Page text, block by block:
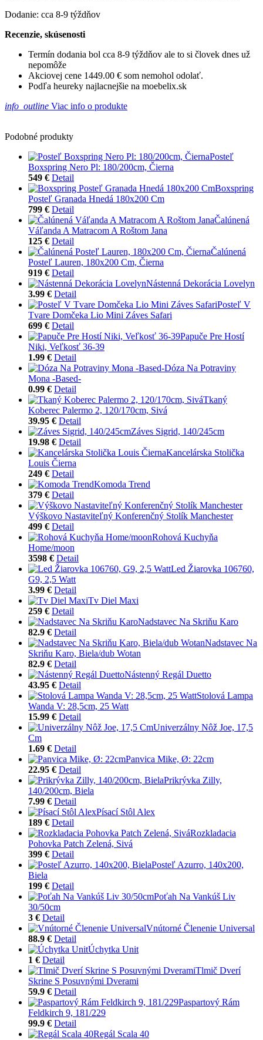
Dodanie: cca 8-9 týždňov
Recenzie, skúsenosti
Termín dodania bol cca 8-9 týždňov ale to si človek dnes už
nepomôže
Akciovej cene 1449.00 € som nemohol odolať.
Podľa heureky najlacnejšie na moebelix.sk
info_outline Viac info o produkte
Podobné produkty
Posteľ
Boxspring Nero Pl: 180/200cm, Čierna
549 € Detail
Boxspring
Posteľ Granada Hnedá 180x200 Cm
799 € Detail
Čalúnená
Váľanda A Matracom A Roštom Jana
125 € Detail
Čalúnená
Posteľ Lauren, 180x200 Cm, Čierna
919 € Detail
Nástenná Dekorácia Lovelyn
3.99 € Detail
Posteľ V
Tvare Domčeka Lio Mini Záves Safari
699 € Detail
Papuče Pre Hostí
Niki, Veľkosť 36-39
1.99 € Detail
Dóza Na Potraviny
Mona -Based-
0.99 € Detail
Tkaný
Koberec Palermo 2, 120/170cm, Sivá
39.95 € Detail
Záves Sigrid, 140/245cm
19.98 € Detail
Kancelárska Stolička
Louis Čierna
249 € Detail
Komoda Trend
379 € Detail
Výškovo Nastaviteľný Konferenčný Stolík Manchester
499 € Detail
Rohová Kuchyňa
Home/moon
3598 € Detail
Led Žiarovka 106760,
G9, 2,5 Watt
3.99 € Detail
Tv Diel Maxi
259 € Detail
Nadstavec Na Skriňu Karo
82.9 € Detail
Nadstavec Na
Skriňu Karo, Biela/dub Wotan
82.9 € Detail
Nástenný Regál Duetto
43.95 € Detail
Stolová Lampa
Wanda V: 28,5cm, 25 Watt
15.99 € Detail
Univerzálny Nôž Joe, 17,5
Cm
1.69 € Detail
Panvica Mike, Ø: 22cm
22.95 € Detail
Prikrývka Zilly,
140/200cm, Biela
7.99 € Detail
Písací Stôl Alex
189 € Detail
Rozkladacia
Pohovka Patch Zelená, Sivá
399 € Detail
Posteľ Azurro, 140x200,
Biela
199 € Detail
Poťah Na Vankúš Liv
30/50cm
3 € Detail
Vnútorné Členenie Universal
88.9 € Detail
Úchytka Unit
1 € Detail
Tlmič Dverí
Skrine S Posuvnými Dverami
59.9 € Detail
Paspartový Rám
Feldkirch 9, 181/229
99.9 € Detail
Regál Scala 40